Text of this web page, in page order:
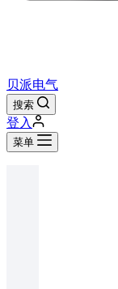
贝派电气
搜索
登入
菜单